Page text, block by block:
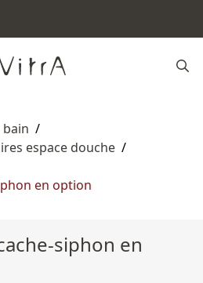
bain /
espace douche /
en option
siphon en